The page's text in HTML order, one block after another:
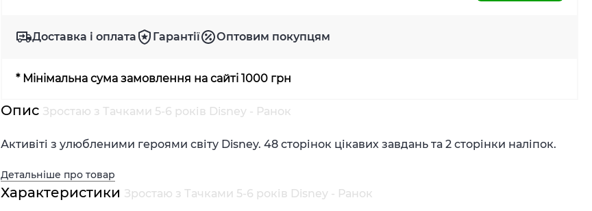
Доставка і оплата Гарантії Оптовим покупцям
* Мінімальна сума замовлення на сайті 1000 грн
Опис Зростаю з Тачками 5-6 років Disney - Ранок
Активіті з улюбленими героями світу Disney. 48 сторінок цікавих завдань та 2 сторінки наліпок.
Детальніше про товар
Характеристики Зростаю з Тачками 5-6 років Disney - Ранок